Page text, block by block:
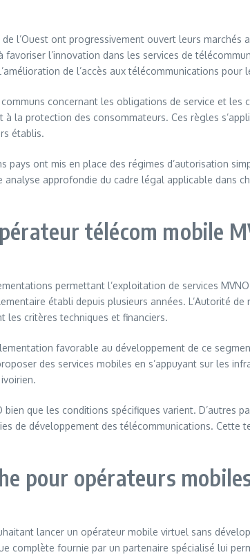
de l’Ouest ont progressivement ouvert leurs marchés
l’innovation dans les services de
de l’accès aux télécommunications pour
concernant les obligations de service et les
protection des consommateurs. Ces règles
établis.
pays ont mis en place des régimes d’autorisation
approfondie du cadre légal applicable dans
télécom mobile
permettant l’exploitation de services
établi depuis plusieurs années. L’Autorité de
les critères techniques et financiers.
favorable au développement de ce
des services mobiles en s’appuyant sur les
que les conditions spécifiques varient. D’autres
de développement des télécommunications. Cette
pour opérateurs
lancer un opérateur mobile virtuel sans
complète fournie par un partenaire spécialisé lui